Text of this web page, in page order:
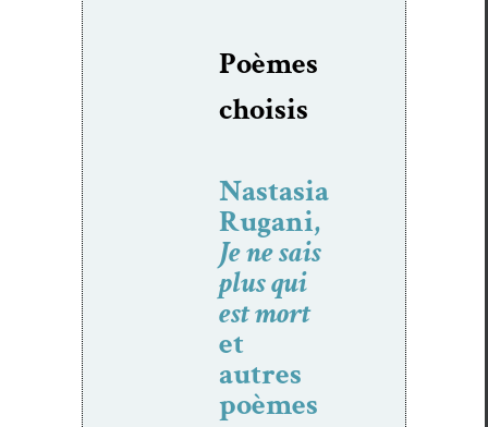
Poèmes
choi­sis
Nastasia
Rugani,
Je ne sais
plus qui
est mort
et
autres
poèmes